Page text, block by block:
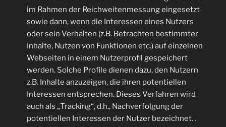
im Rahmen der Reichweitenmessung eingesetzt
sowie dann, wenn die Interessen eines Nutzers
oder sein Verhalten (z.B. Betrachten bestimmter
Inhalte, Nutzen von Funktionen etc.) auf einzelnen
Webseiten in einem Nutzerprofil gespeichert
werden. Solche Profile dienen dazu, den Nutzern
z.B. Inhalte anzuzeigen, die ihren potentiellen
Interessen entsprechen. Dieses Verfahren wird
auch als „Tracking“, d.h., Nachverfolgung der
potentiellen Interessen der Nutzer bezeichnet. .